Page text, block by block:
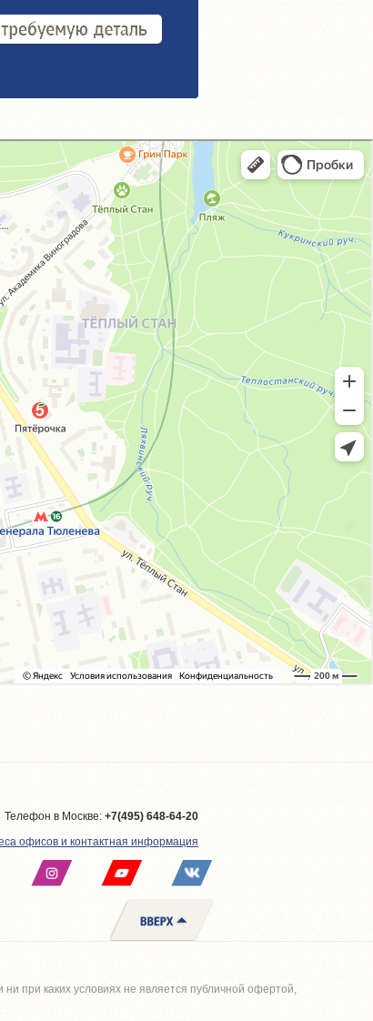
Телефон в Москве: +7(495) 648-64-20
офисов и контактная информация
при каких условиях не является публичной офертой,